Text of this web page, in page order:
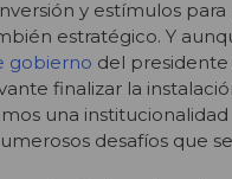
y estímulos
estratégico. Y
gobierno del
finalizar la
una
desafíos que